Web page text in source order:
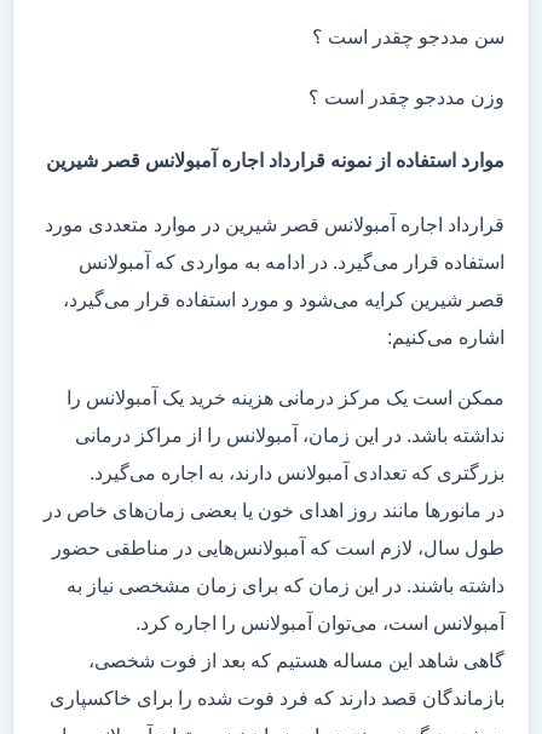
سن مددجو چقدر است ؟
وزن مددجو چقدر است ؟
موارد استفاده از نمونه قرارداد اجاره آمبولانس قصر شیرین
قرارداد اجاره آمبولانس قصر شیرین در موارد متعددی مورد
استفاده قرار می‌گیرد. در ادامه به مواردی که آمبولانس
قصر شیرین کرایه می‌شود و مورد استفاده قرار می‌گیرد،
اشاره می‌کنیم:
ممکن است یک مرکز درمانی هزینه خرید یک آمبولانس را
نداشته باشد. در این زمان، آمبولانس را از مراکز درمانی
بزرگتری که تعدادی آمبولانس دارند، به اجاره می‌گیرد.
در مانور‌ها مانند روز اهدای خون یا بعضی زمان‌های خاص در
طول سال، لازم است که آمبولانس‌هایی در مناطقی حضور
داشته باشند. در این زمان که برای زمان مشخصی نیاز به
آمبولانس است، می‌توان آمبولانس را اجاره کرد.
گاهی شاهد این مساله هستیم که بعد از فوت شخصی،
بازماندگان قصد دارند که فرد فوت شده را برای خاکسپاری